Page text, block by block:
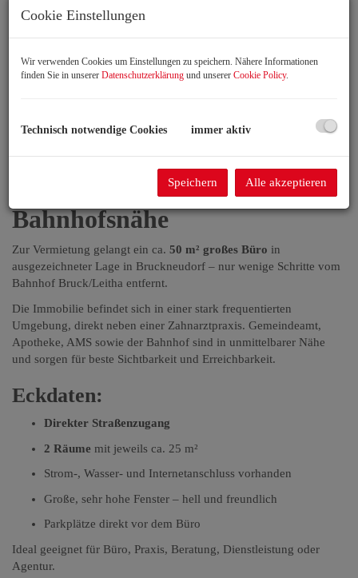
Eingang Raum 1
Büro in Top-Frequenzlage in
Bruckneudorf –
Bahnhofsnähe
Zur Vermietung gelangt ein ca. 50 m² großes Büro in
ausgezeichneter Lage in Bruckneudorf – nur wenige Schritte vom
Bahnhof Bruck/Leitha entfernt.
Die Immobilie befindet sich in einer stark frequentierten
Umgebung, direkt neben einer Zahnarztpraxis. Gemeindeamt,
Apotheke, AMS sowie der Bahnhof sind in unmittelbarer Nähe
und sorgen für beste Sichtbarkeit und Erreichbarkeit.
Eckdaten:
Direkter Straßenzugang
2 Räume mit jeweils ca. 25 m²
Strom-, Wasser- und Internetanschluss vorhanden
Große, sehr hohe Fenster – hell und freundlich
Parkplätze direkt vor dem Büro
Ideal geeignet für Büro, Praxis, Beratung, Dienstleistung oder
Agentur.
Cookie Einstellungen
Wir verwenden Cookies um Einstellungen zu speichern. Nähere Informationen
finden Sie in unserer Datenschutzerklärung und unserer Cookie Policy.
Technisch notwendige Cookies immer aktiv
Speichern Alle akzeptieren